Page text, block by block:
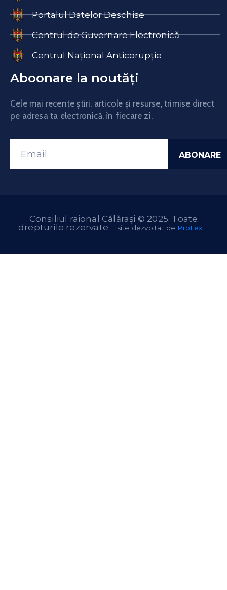
Portalul Datelor Deschise
Centrul de Guvernare Electronică
Centrul Național Anticorupție
Aboonare la noutăți
Cele mai recente știri, articole și resurse, trimise direct
pe adresa ta electronică, în fiecare zi.
Consiliul raional Călărași © 2025. Toate
drepturile rezervate. | site dezvoltat de ProLexIT